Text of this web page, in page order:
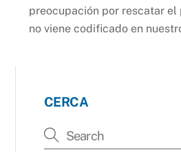
preocupación por rescatar
no viene codificado en
CERCA